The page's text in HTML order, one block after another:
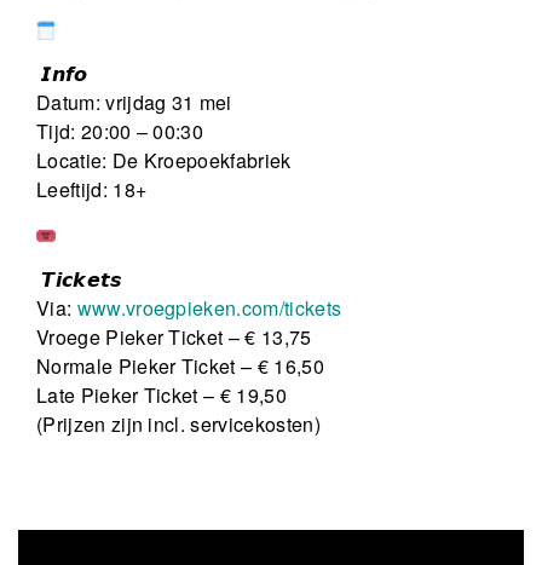
𝙄𝙣𝙛𝙤
Datum: vrijdag 31 mei
Tijd: 20:00 – 00:30
Locatie: De Kroepoekfabriek
Leeftijd: 18+
𝙏𝙞𝙘𝙠𝙚𝙩𝙨
Via: www.vroegpieken.com/tickets
Vroege Pieker Ticket – € 13,75
Normale Pieker Ticket – € 16,50
Late Pieker Ticket – € 19,50
(Prijzen zijn incl. servicekosten)